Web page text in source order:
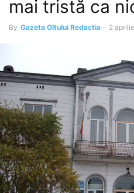
mai tristă ca
By Gazeta Oltului Redactia - 2